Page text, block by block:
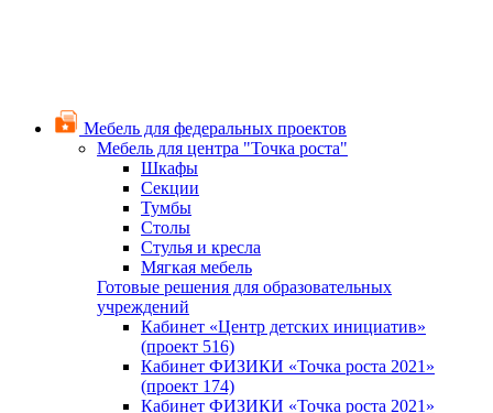
Мебель для федеральных проектов
Мебель для центра "Точка роста"
Шкафы
Секции
Тумбы
Столы
Стулья и кресла
Мягкая мебель
Готовые решения для образовательных
учреждений
Кабинет «Центр детских инициатив»
(проект 516)
Кабинет ФИЗИКИ «Точка роста 2021»
(проект 174)
Кабинет ФИЗИКИ «Точка роста 2021»